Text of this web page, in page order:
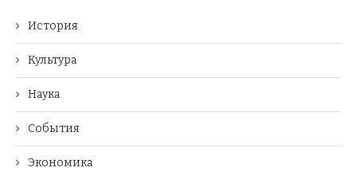
История
Культура
Наука
События
Экономика